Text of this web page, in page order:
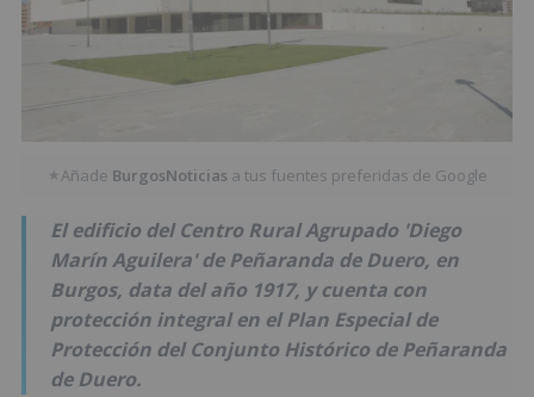
★Añade BurgosNoticias a tus fuentes preferidas de Google
El edificio del Centro Rural Agrupado 'Diego
Marín Aguilera' de Peñaranda de Duero, en
Burgos, data del año 1917, y cuenta con
protección integral en el Plan Especial de
Protección del Conjunto Histórico de Peñaranda
de Duero.